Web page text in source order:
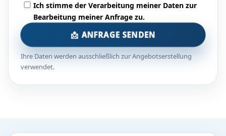
Ich stimme der Verarbeitung meiner Daten zur
Bearbeitung meiner Anfrage zu.
📩 ANFRAGE SENDEN
Ihre Daten werden ausschließlich zur Angebotserstellung
verwendet.